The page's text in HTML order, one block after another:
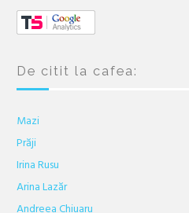
De citit la cafea:
Mazi
Prăji
Irina Rusu
Arina Lazăr
Andreea Chiuaru